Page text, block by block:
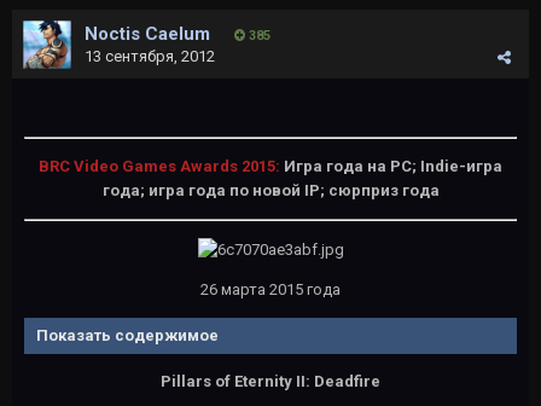
Noctis Caelum 385
13 сентября, 2012
BRC Video Games Awards 2015: Игра года на PC; Indie-игра
года; игра года по новой IP; сюрприз года
26 марта 2015 года
Показать содержимое
Pillars of Eternity II: Deadfire